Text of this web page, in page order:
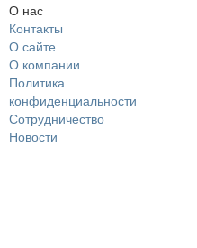
О нас
Контакты
О сайте
О компании
Политика
конфиденциальности
Сотрудничество
Новости